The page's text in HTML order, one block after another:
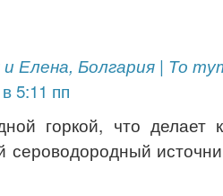
Елена, Болгария | То
5:11 пп
горкой, что делает
сероводородный